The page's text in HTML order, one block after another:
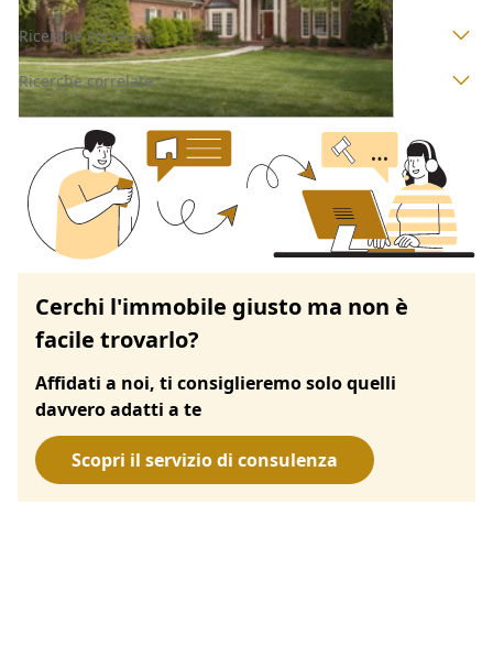
Ricerche correlate
Ricerche correlate
Cerchi l'immobile giusto ma non è
facile trovarlo?
Affidati a noi, ti consiglieremo solo quelli
davvero adatti a te
Scopri il servizio di consulenza